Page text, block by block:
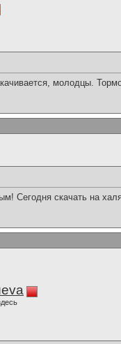
молодцы.
Сегодня скачать на